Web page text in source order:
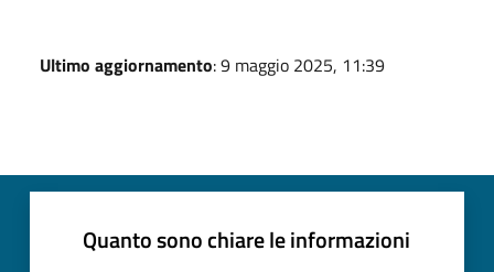
Ultimo aggiornamento: 9 maggio 2025, 11:39
Quanto sono chiare le informazioni